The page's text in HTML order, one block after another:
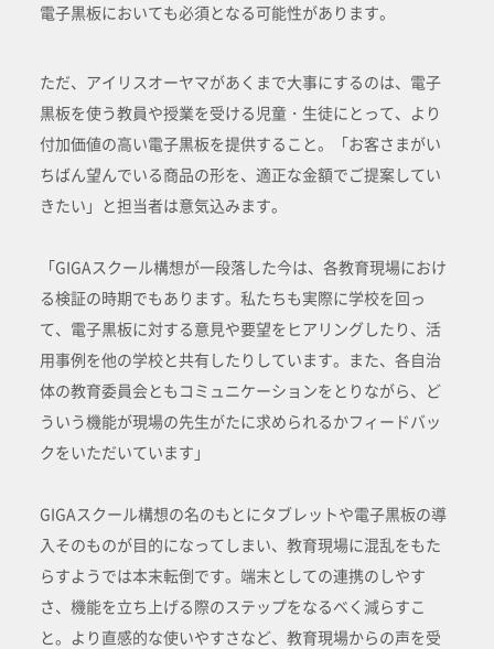
電子黒板においても必須となる可能性があります。
ただ、アイリスオーヤマがあくまで大事にするのは、電子
黒板を使う教員や授業を受ける児童・生徒にとって、より
付加価値の高い電子黒板を提供すること。「お客さまがい
ちばん望んでいる商品の形を、適正な金額でご提案してい
きたい」と担当者は意気込みます。
「GIGAスクール構想が一段落した今は、各教育現場におけ
る検証の時期でもあります。私たちも実際に学校を回っ
て、電子黒板に対する意見や要望をヒアリングしたり、活
用事例を他の学校と共有したりしています。また、各自治
体の教育委員会ともコミュニケーションをとりながら、ど
ういう機能が現場の先生がたに求められるかフィードバッ
クをいただいています」
GIGAスクール構想の名のもとにタブレットや電子黒板の導
入そのものが目的になってしまい、教育現場に混乱をもた
らすようでは本末転倒です。端末としての連携のしやす
さ、機能を立ち上げる際のステップをなるべく減らすこ
と。より直感的な使いやすさなど、教育現場からの声を受